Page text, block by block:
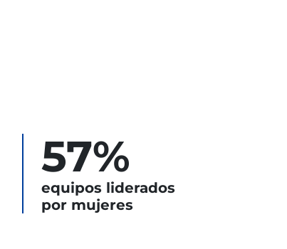
57%
equipos liderados
por mujeres